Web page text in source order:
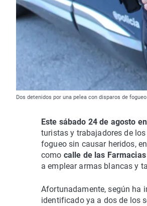
Dos detenidos por una pelea con disparos de
Este sábado 24 de agosto
turistas y trabajadores de
fogueo sin causar heridos,
como calle de las Farmacias
a emplear armas blancas y
Afortunadamente, según ha
identificado ya a dos de los